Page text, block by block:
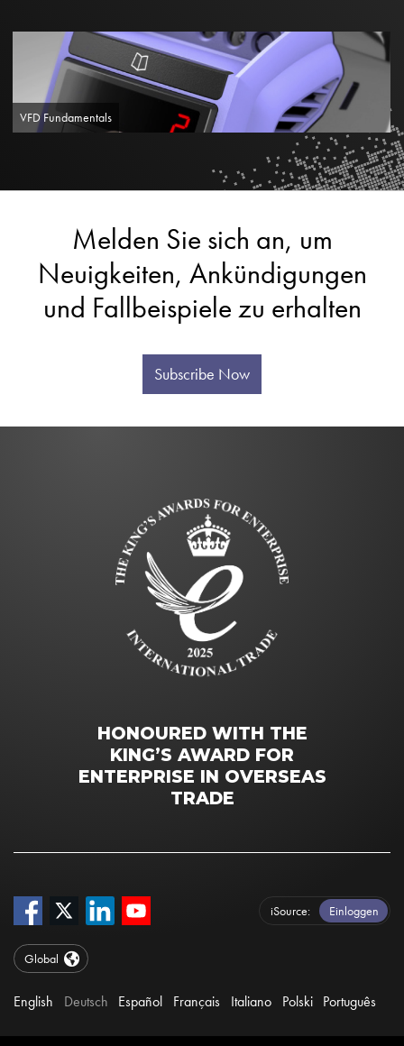
VFD Fundamentals
Melden Sie sich an, um
Neuigkeiten, Ankündigungen
und Fallbeispiele zu erhalten
Subscribe Now
HONOURED WITH THE
KING’S AWARD FOR
ENTERPRISE IN OVERSEAS
TRADE
iSource Einloggen
Global
English Deutsch Español Français Italiano Polski Português